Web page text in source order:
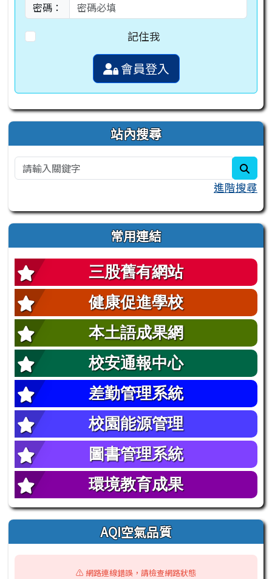
密碼：
記住我
會員登入
站內搜尋
進階搜尋
常用連結
三股舊有網站
健康促進學校
本土語成果網
校安通報中心
差勤管理系統
校園能源管理
圖書管理系統
環境教育成果
AQI空氣品質
⚠️ 網路連線錯誤，請檢查網路狀態